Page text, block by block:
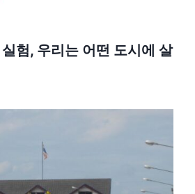
실험, 우리는 어떤 도시에 살